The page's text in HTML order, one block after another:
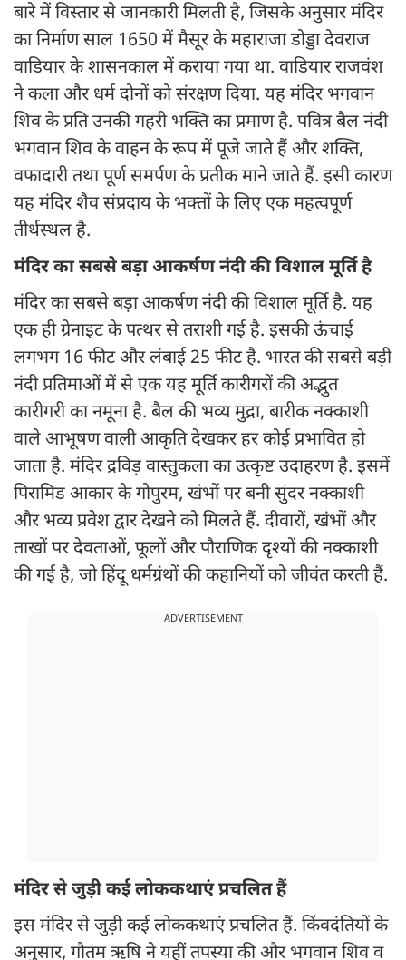
बारे में विस्तार से जानकारी मिलती है, जिसके अनुसार मंदिर
का निर्माण साल 1650 में मैसूर के महाराजा डोड्डा देवराज
वाडियार के शासनकाल में कराया गया था. वाडियार राजवंश
ने कला और धर्म दोनों को संरक्षण दिया. यह मंदिर भगवान
शिव के प्रति उनकी गहरी भक्ति का प्रमाण है. पवित्र बैल नंदी
भगवान शिव के वाहन के रूप में पूजे जाते हैं और शक्ति,
वफादारी तथा पूर्ण समर्पण के प्रतीक माने जाते हैं. इसी कारण
यह मंदिर शैव संप्रदाय के भक्तों के लिए एक महत्वपूर्ण
तीर्थस्थल है.
मंदिर का सबसे बड़ा आकर्षण नंदी की विशाल मूर्ति है
मंदिर का सबसे बड़ा आकर्षण नंदी की विशाल मूर्ति है. यह
एक ही ग्रेनाइट के पत्थर से तराशी गई है. इसकी ऊंचाई
लगभग 16 फीट और लंबाई 25 फीट है. भारत की सबसे बड़ी
नंदी प्रतिमाओं में से एक यह मूर्ति कारीगरों की अद्भुत
कारीगरी का नमूना है. बैल की भव्य मुद्रा, बारीक नक्काशी
वाले आभूषण वाली आकृति देखकर हर कोई प्रभावित हो
जाता है. मंदिर द्रविड़ वास्तुकला का उत्कृष्ट उदाहरण है. इसमें
पिरामिड आकार के गोपुरम, खंभों पर बनी सुंदर नक्काशी
और भव्य प्रवेश द्वार देखने को मिलते हैं. दीवारों, खंभों और
ताखों पर देवताओं, फूलों और पौराणिक दृश्यों की नक्काशी
की गई है, जो हिंदू धर्मग्रंथों की कहानियों को जीवंत करती हैं.
ADVERTISEMENT
मंदिर से जुड़ी कई लोककथाएं प्रचलित हैं
इस मंदिर से जुड़ी कई लोककथाएं प्रचलित हैं. किंवदंतियों के
अनुसार, गौतम ऋषि ने यहीं तपस्या की और भगवान शिव व